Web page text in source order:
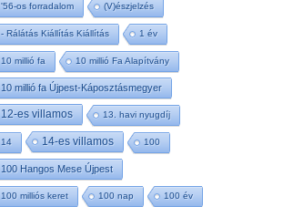
'56-os forradalom (V)észjelzés
- Rálátás Kiállítás Kiállítás 1 év
10 millió fa 10 millió Fa Alapítvány
10 millió fa Újpest-Káposztásmegyer
12-es villamos 13. havi nyugdíj
14 14-es villamos 100
100 Hangos Mese Újpest
100 milliós keret 100 nap 100 év